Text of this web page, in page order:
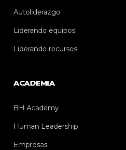
Autoliderazgo
Liderando equipos
Liderando recursos
ACADEMIA
BH Academy
Human Leadership
Empresas